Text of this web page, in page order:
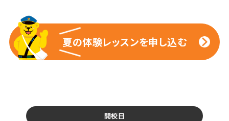
夏の体験レッスンを申し込む
夏の体験レッスンを申し込む
開校日